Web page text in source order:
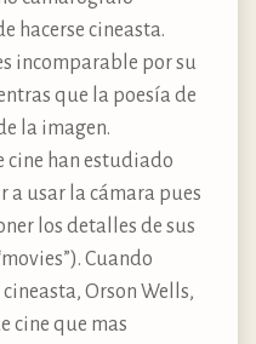
hacerse cineasta.
incomparable por su
que la poesía de
la imagen.
cine han estudiado
a usar la cámara pues
los detalles de sus
Cuando
Orson Wells,
cine que mas